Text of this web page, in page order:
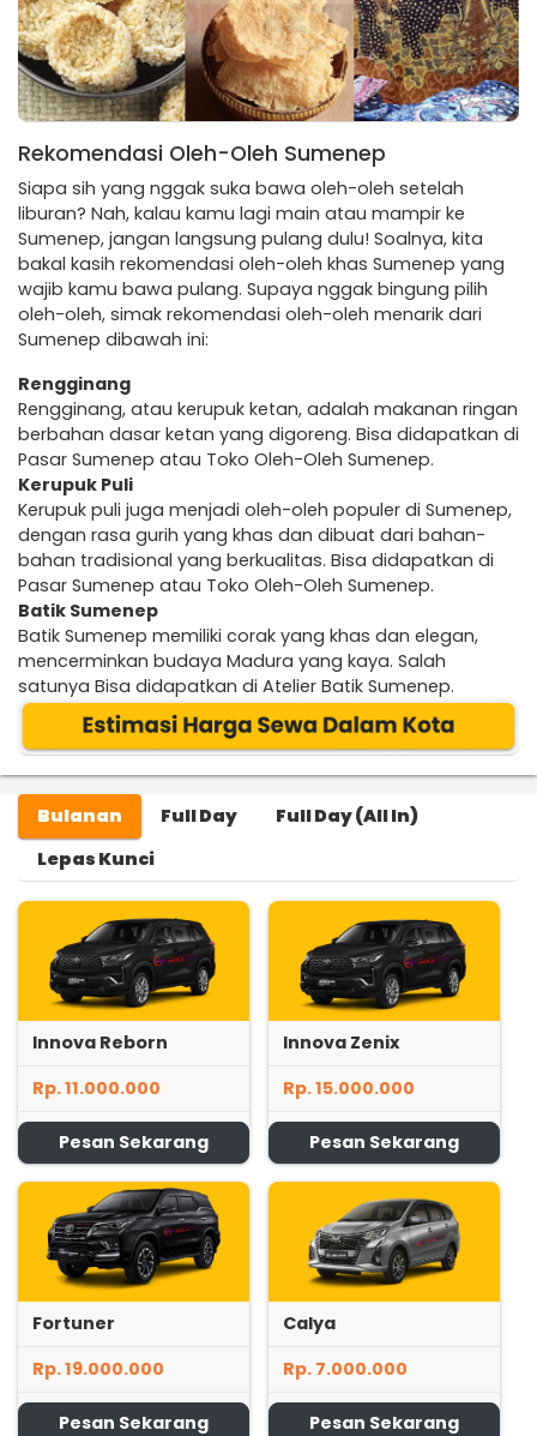
Rekomendasi Oleh-Oleh Sumenep
Siapa sih yang nggak suka bawa oleh-oleh setelah
liburan? Nah, kalau kamu lagi main atau mampir ke
Sumenep, jangan langsung pulang dulu! Soalnya, kita
bakal kasih rekomendasi oleh-oleh khas Sumenep yang
wajib kamu bawa pulang. Supaya nggak bingung pilih
oleh-oleh, simak rekomendasi oleh-oleh menarik dari
Sumenep dibawah ini:
Rengginang
Rengginang, atau kerupuk ketan, adalah makanan ringan
berbahan dasar ketan yang digoreng. Bisa didapatkan di
Pasar Sumenep atau Toko Oleh-Oleh Sumenep.
Kerupuk Puli
Kerupuk puli juga menjadi oleh-oleh populer di Sumenep,
dengan rasa gurih yang khas dan dibuat dari bahan-
bahan tradisional yang berkualitas. Bisa didapatkan di
Pasar Sumenep atau Toko Oleh-Oleh Sumenep.
Batik Sumenep
Batik Sumenep memiliki corak yang khas dan elegan,
mencerminkan budaya Madura yang kaya. Salah
satunya Bisa didapatkan di Atelier Batik Sumenep.
Bulanan Full Day
Full Day (All In)
Lepas Kunci
Innova Reborn
Rp. 11.000.000
Pesan Sekarang
Innova Zenix
Rp. 15.000.000
Pesan Sekarang
Fortuner
Rp. 19.000.000
Pesan Sekarang
Calya
Rp. 7.000.000
Pesan Sekarang